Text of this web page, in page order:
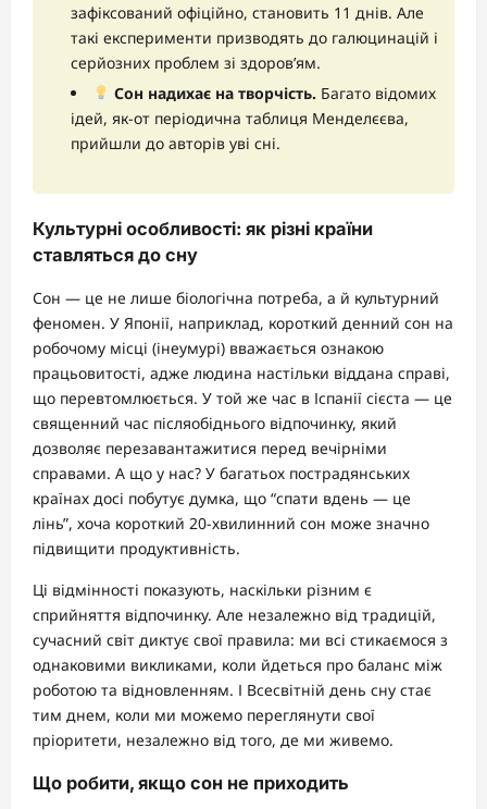
зафіксований офіційно, становить 11 днів. Але
такі експерименти призводять до галюцинацій і
серйозних проблем зі здоров’ям.
Сон надихає на творчість. Багато відомих
ідей, як-от періодична таблиця Менделєєва,
прийшли до авторів уві сні.
Культурні особливості: як різні країни
ставляться до сну
Сон — це не лише біологічна потреба, а й культурний
феномен. У Японії, наприклад, короткий денний сон на
робочому місці (інеумурі) вважається ознакою
працьовитості, адже людина настільки віддана справі,
що перевтомлюється. У той же час в Іспанії сієста — це
священний час післяобіднього відпочинку, який
дозволяє перезавантажитися перед вечірніми
справами. А що у нас? У багатьох пострадянських
країнах досі побутує думка, що “спати вдень — це
лінь”, хоча короткий 20-хвилинний сон може значно
підвищити продуктивність.
Ці відмінності показують, наскільки різним є
сприйняття відпочинку. Але незалежно від традицій,
сучасний світ диктує свої правила: ми всі стикаємося з
однаковими викликами, коли йдеться про баланс між
роботою та відновленням. І Всесвітній день сну стає
тим днем, коли ми можемо переглянути свої
пріоритети, незалежно від того, де ми живемо.
Що робити, якщо сон не приходить